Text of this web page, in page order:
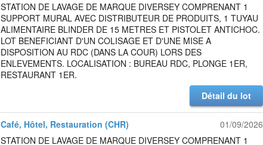
STATION DE LAVAGE DE MARQUE DIVERSEY COMPRENANT 1
SUPPORT MURAL AVEC DISTRIBUTEUR DE PRODUITS, 1 TUYAU
ALIMENTAIRE BLINDER DE 15 METRES ET PISTOLET ANTICHOC.
LOT BENEFICIANT D'UN COLISAGE ET D'UNE MISE A
DISPOSITION AU RDC (DANS LA COUR) LORS DES
ENLEVEMENTS. LOCALISATION : BUREAU RDC, PLONGE 1ER,
RESTAURANT 1ER.
Détail du lot
Café, Hôtel, Restauration (CHR) 01/09/2026
STATION DE LAVAGE DE MARQUE DIVERSEY COMPRENANT 1